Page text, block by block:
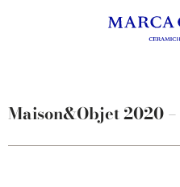
Maison&Objet 2020